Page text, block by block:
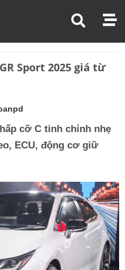
Sport 2025 giá từ
cỡ C tinh chỉnh nhẹ
ECU, động cơ giữ